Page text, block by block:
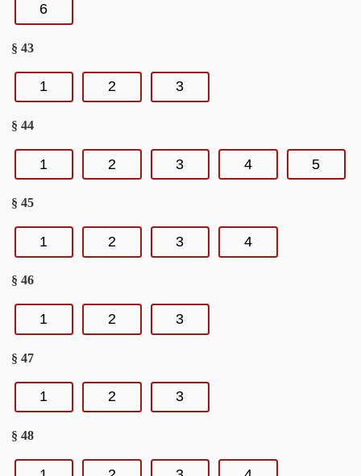
6
§ 43
1 2 3
§ 44
1 2 3 4 5
§ 45
1 2 3 4
§ 46
1 2 3
§ 47
1 2 3
§ 48